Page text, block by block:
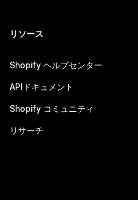
リソース
Shopify ヘルプセンター
APIドキュメント
Shopify コミュニティ
リサーチ